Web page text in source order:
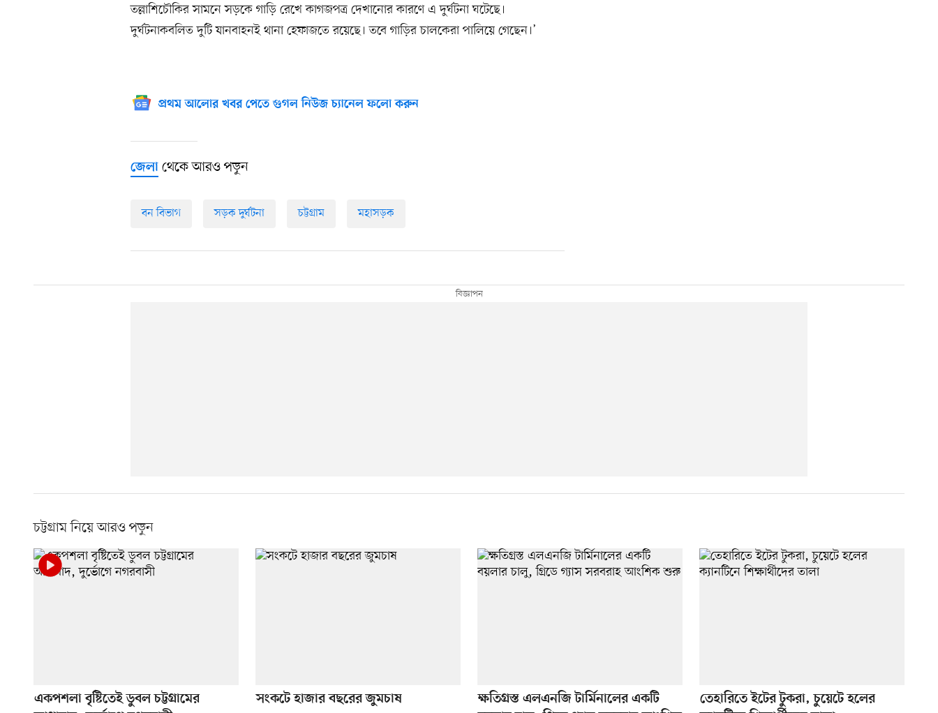
তল্লাশিচৌকির সামনে সড়কে গাড়ি রেখে কাগজপত্র দেখানোর কারণে এ দুর্ঘটনা ঘটেছে।
দুর্ঘটনাকবলিত দুটি যানবাহনই থানা হেফাজতে রয়েছে। তবে গাড়ির চালকেরা পালিয়ে গেছেন।’
প্রথম আলোর খবর পেতে গুগল নিউজ চ্যানেল ফলো করুন
জেলা থেকে আরও পড়ুন
বন বিভাগ সড়ক দুর্ঘটনা চট্টগ্রাম মহাসড়ক
চট্টগ্রাম নিয়ে আরও পড়ুন
একপশলা বৃষ্টিতেই ডুবল চট্টগ্রামের
সংকটে হাজার বছরের জুমচাষ
ক্ষতিগ্রস্ত এলএনজি টার্মিনালের একটি
তেহারিতে ইটের টুকরা, চুয়েটে হলের